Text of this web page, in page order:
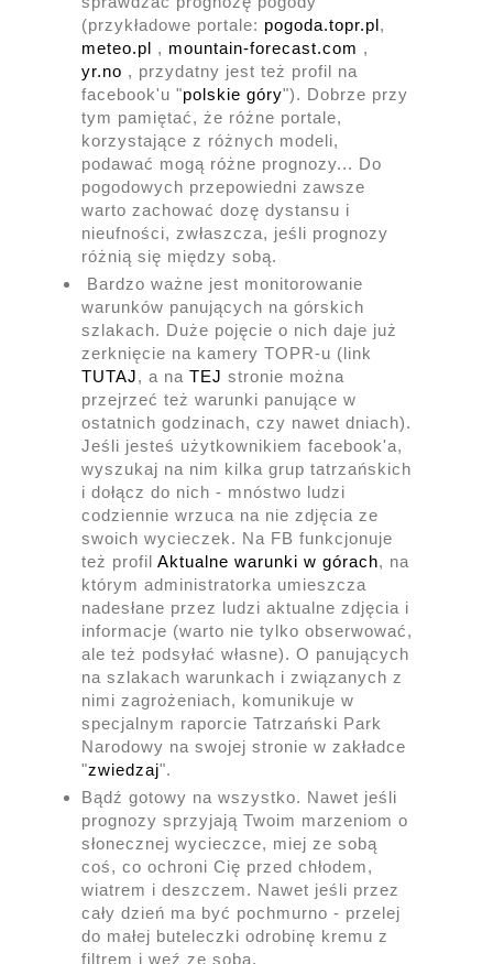
(przykładowe portale: pogoda.topr.pl,
meteo.pl , mountain-forecast.com ,
yr.no , przydatny jest też profil na
facebook'u "polskie góry"). Dobrze przy
tym pamiętać, że różne portale,
korzystające z różnych modeli,
podawać mogą różne prognozy... Do
pogodowych przepowiedni zawsze
warto zachować dozę dystansu i
nieufności, zwłaszcza, jeśli prognozy
różnią się między sobą.
Bardzo ważne jest monitorowanie
warunków panujących na górskich
szlakach. Duże pojęcie o nich daje już
zerknięcie na kamery TOPR-u (link
TUTAJ, a na TEJ stronie można
przejrzeć też warunki panujące w
ostatnich godzinach, czy nawet dniach).
Jeśli jesteś użytkownikiem facebook'a,
wyszukaj na nim kilka grup tatrzańskich
i dołącz do nich - mnóstwo ludzi
codziennie wrzuca na nie zdjęcia ze
swoich wycieczek. Na FB funkcjonuje
też profil Aktualne warunki w górach, na
którym administratorka umieszcza
nadesłane przez ludzi aktualne zdjęcia i
informacje (warto nie tylko obserwować,
ale też podsyłać własne). O panujących
na szlakach warunkach i związanych z
nimi zagrożeniach, komunikuje w
specjalnym raporcie Tatrzański Park
Narodowy na swojej stronie w zakładce
"zwiedzaj".
Bądź gotowy na wszystko. Nawet jeśli
prognozy sprzyjają Twoim marzeniom o
słonecznej wycieczce, miej ze sobą
coś, co ochroni Cię przed chłodem,
wiatrem i deszczem. Nawet jeśli przez
cały dzień ma być pochmurno - przelej
do małej buteleczki odrobinę kremu z
filtrem i weź ze sobą.